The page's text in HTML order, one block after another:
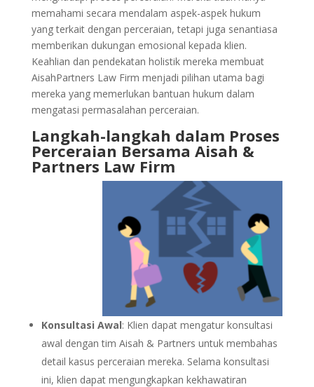
memahami secara mendalam aspek-aspek hukum
yang terkait dengan perceraian, tetapi juga senantiasa
memberikan dukungan emosional kepada klien.
Keahlian dan pendekatan holistik mereka membuat
AisahPartners Law Firm menjadi pilihan utama bagi
mereka yang memerlukan bantuan hukum dalam
mengatasi permasalahan perceraian.
Langkah-langkah dalam Proses
Perceraian Bersama Aisah &
Partners Law Firm
Konsultasi Awal: Klien dapat mengatur konsultasi
awal dengan tim Aisah & Partners untuk membahas
detail kasus perceraian mereka. Selama konsultasi
ini, klien dapat mengungkapkan kekhawatiran